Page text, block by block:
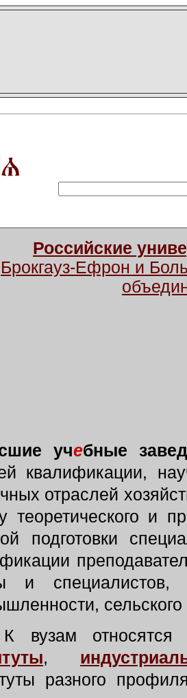
Российские
Брокгауз-Ефрон и
учебные завед
квалификации,
отраслей
теоретического и
подготовки
и специалистов,
сельского
,
разного